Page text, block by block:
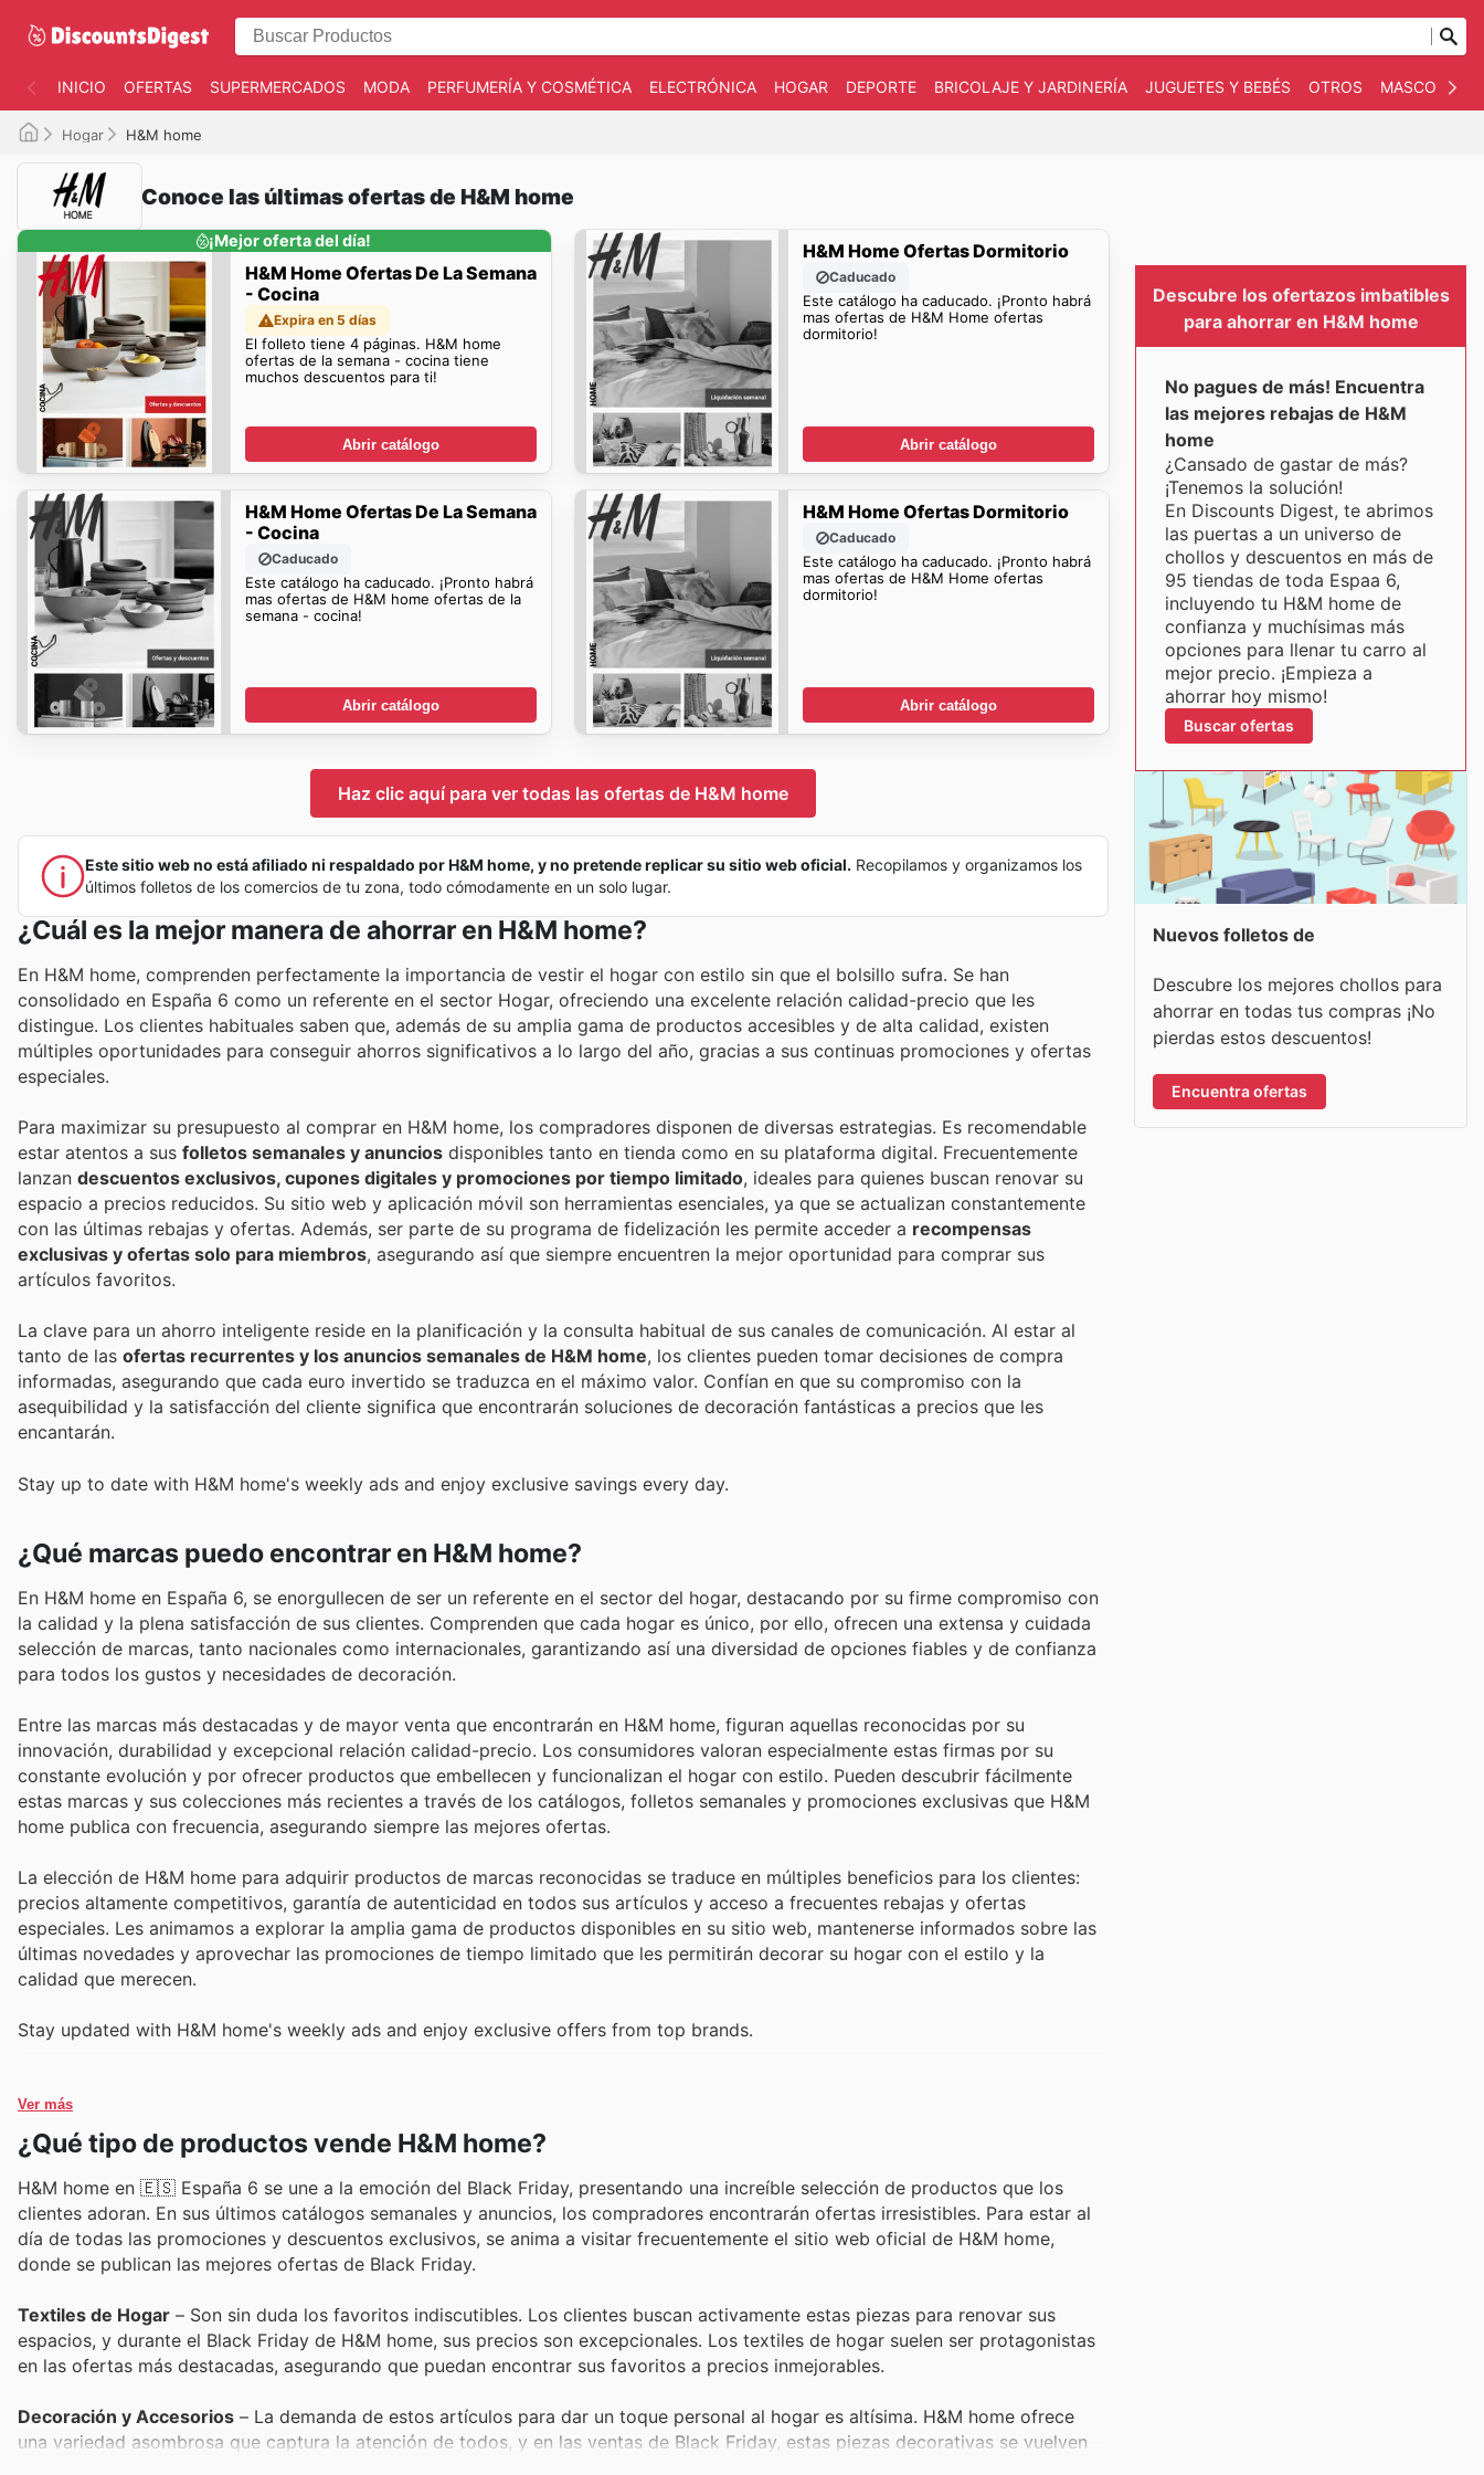
INICIO OFERTAS SUPERMERCADOS MODA PERFUMERÍA Y COSMÉTICA ELECTRÓNICA HOGAR DEPORTE BRICOLAJE Y JARDINERÍA JUGUETES Y BEBÉS OTROS MASCOTAS
Hogar H&M home
Conoce las últimas ofertas de H&M home
¡Mejor oferta del día!
H&M Home Ofertas De La Semana
- Cocina
Expira en 5 días
El folleto tiene 4 páginas. H&M home
ofertas de la semana - cocina tiene
muchos descuentos para ti!
Abrir catálogo
H&M Home Ofertas Dormitorio
Caducado
Este catálogo ha caducado. ¡Pronto habrá
mas ofertas de H&M Home ofertas
dormitorio!
Abrir catálogo
H&M Home Ofertas De La Semana
- Cocina
Caducado
Este catálogo ha caducado. ¡Pronto habrá
mas ofertas de H&M home ofertas de la
semana - cocina!
Abrir catálogo
H&M Home Ofertas Dormitorio
Caducado
Este catálogo ha caducado. ¡Pronto habrá
mas ofertas de H&M Home ofertas
dormitorio!
Abrir catálogo
Haz clic aquí para ver todas las ofertas de H&M home
Este sitio web no está afiliado ni respaldado por H&M home, y no pretende replicar su sitio web oficial. Recopilamos y organizamos los
últimos folletos de los comercios de tu zona, todo cómodamente en un solo lugar.
¿Cuál es la mejor manera de ahorrar en H&M home?
En H&M home, comprenden perfectamente la importancia de vestir el hogar con estilo sin que el bolsillo sufra. Se han
consolidado en España 6 como un referente en el sector Hogar, ofreciendo una excelente relación calidad-precio que les
distingue. Los clientes habituales saben que, además de su amplia gama de productos accesibles y de alta calidad, existen
múltiples oportunidades para conseguir ahorros significativos a lo largo del año, gracias a sus continuas promociones y ofertas
especiales.
Para maximizar su presupuesto al comprar en H&M home, los compradores disponen de diversas estrategias. Es recomendable
estar atentos a sus folletos semanales y anuncios disponibles tanto en tienda como en su plataforma digital. Frecuentemente
lanzan descuentos exclusivos, cupones digitales y promociones por tiempo limitado, ideales para quienes buscan renovar su
espacio a precios reducidos. Su sitio web y aplicación móvil son herramientas esenciales, ya que se actualizan constantemente
con las últimas rebajas y ofertas. Además, ser parte de su programa de fidelización les permite acceder a recompensas
exclusivas y ofertas solo para miembros, asegurando así que siempre encuentren la mejor oportunidad para comprar sus
artículos favoritos.
La clave para un ahorro inteligente reside en la planificación y la consulta habitual de sus canales de comunicación. Al estar al
tanto de las ofertas recurrentes y los anuncios semanales de H&M home, los clientes pueden tomar decisiones de compra
informadas, asegurando que cada euro invertido se traduzca en el máximo valor. Confían en que su compromiso con la
asequibilidad y la satisfacción del cliente significa que encontrarán soluciones de decoración fantásticas a precios que les
encantarán.
Stay up to date with H&M home's weekly ads and enjoy exclusive savings every day.
¿Qué marcas puedo encontrar en H&M home?
En H&M home en España 6, se enorgullecen de ser un referente en el sector del hogar, destacando por su firme compromiso con
la calidad y la plena satisfacción de sus clientes. Comprenden que cada hogar es único, por ello, ofrecen una extensa y cuidada
selección de marcas, tanto nacionales como internacionales, garantizando así una diversidad de opciones fiables y de confianza
para todos los gustos y necesidades de decoración.
Entre las marcas más destacadas y de mayor venta que encontrarán en H&M home, figuran aquellas reconocidas por su
innovación, durabilidad y excepcional relación calidad-precio. Los consumidores valoran especialmente estas firmas por su
constante evolución y por ofrecer productos que embellecen y funcionalizan el hogar con estilo. Pueden descubrir fácilmente
estas marcas y sus colecciones más recientes a través de los catálogos, folletos semanales y promociones exclusivas que H&M
home publica con frecuencia, asegurando siempre las mejores ofertas.
La elección de H&M home para adquirir productos de marcas reconocidas se traduce en múltiples beneficios para los clientes:
precios altamente competitivos, garantía de autenticidad en todos sus artículos y acceso a frecuentes rebajas y ofertas
especiales. Les animamos a explorar la amplia gama de productos disponibles en su sitio web, mantenerse informados sobre las
últimas novedades y aprovechar las promociones de tiempo limitado que les permitirán decorar su hogar con el estilo y la
calidad que merecen.
Stay updated with H&M home's weekly ads and enjoy exclusive offers from top brands.
Ver más
¿Qué tipo de productos vende H&M home?
H&M home en 🇪🇸 España 6 se une a la emoción del Black Friday, presentando una increíble selección de productos que los
clientes adoran. En sus últimos catálogos semanales y anuncios, los compradores encontrarán ofertas irresistibles. Para estar al
día de todas las promociones y descuentos exclusivos, se anima a visitar frecuentemente el sitio web oficial de H&M home,
donde se publican las mejores ofertas de Black Friday.
Textiles de Hogar – Son sin duda los favoritos indiscutibles. Los clientes buscan activamente estas piezas para renovar sus
espacios, y durante el Black Friday de H&M home, sus precios son excepcionales. Los textiles de hogar suelen ser protagonistas
en las ofertas más destacadas, asegurando que puedan encontrar sus favoritos a precios inmejorables.
Decoración y Accesorios – La demanda de estos artículos para dar un toque personal al hogar es altísima. H&M home ofrece
una variedad asombrosa que captura la atención de todos, y en las ventas de Black Friday, estas piezas decorativas se vuelven
Descubre los ofertazos imbatibles
para ahorrar en H&M home
No pagues de más! Encuentra
las mejores rebajas de H&M
home
¿Cansado de gastar de más?
¡Tenemos la solución!
En Discounts Digest, te abrimos
las puertas a un universo de
chollos y descuentos en más de
95 tiendas de toda Espaa 6,
incluyendo tu H&M home de
confianza y muchísimas más
opciones para llenar tu carro al
mejor precio. ¡Empieza a
ahorrar hoy mismo!
Buscar ofertas
Nuevos folletos de
Descubre los mejores chollos para
ahorrar en todas tus compras ¡No
pierdas estos descuentos!
Encuentra ofertas